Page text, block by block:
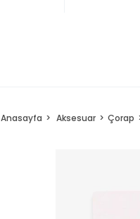
Anasayfa Aksesuar Çorap